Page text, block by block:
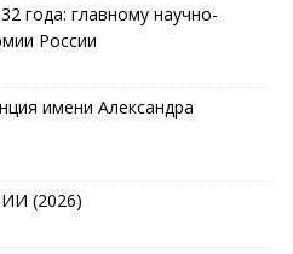
года: главному научно-
России
имени Александра
(2026)